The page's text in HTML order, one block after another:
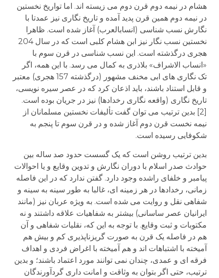
هشام در نیمه دوم قرن دوم می زیسته اند. اما تواریخ نخستین
در نیمه دوم همین قرن پدید آمده و تاریخ نگاری نیز عمدتا با
نگارش نسب شناسی (انساب­العرب) آغاز شده است. ظاهرا
نخستین نسب نگار نیز ابن هشام کلبی است که در سال 204
هجری درگذشته است. این نسب شناسی در قرن سوم با
«انساب الاشراف» بلاذری به کمال می رسد. با این همه، اگر
تک نگاری های ابی مخنف مشهور (درگذشته 157 هجری) معتبر
و قابل استناد باشند، باید اذعان کرد که در عصر سیره نویسی،
تاریخ نگاری (واقعه نگاری رخدادها) نیز در جریان بوده است.
[2] بدین ترتیب می توان گفت تألیفات نخستین مسلمانان از
نیمه نخست قرن دوم آغاز شده و در قرن سوم تا پنجم به
شکوفایی رسیده است.
بدین ترتیب روشن است که یک گسست حدود صد ساله بین
حوادث صدر اسلام با دوران نگارش و تدوین وقایع و یا احوالات
پیامبر و خلفای راشده وجود دارد. گفتن ندارد که در این فاصله
زمانی، رخدادها در هر زمینه ای، غالبا به طور سینه به سینه و
شفاهی نقل و روایت می شده است. به ویژه عربان نیز (مانند
ایرانیان عصر ساسانی) بیشتر به شفاهیات علاقه داشتند و نه
مکتوبات و ثبت وقایع. با توجه به این که، نقلیات شفاهی و آن
هم در فاصله یک قرن به صورت گریزناپذیری کم و بیش هم
آمیخته با اشتباهات اند و هم آمیخته با اغراض فردی و اهداف
فرقه ای و عمدی، چندان نمی توانند مورد اعتماد باشند؛ و بدین
ترتیب، حتی اگر بتوان به وثاقت و امانت داری گردآورندگان